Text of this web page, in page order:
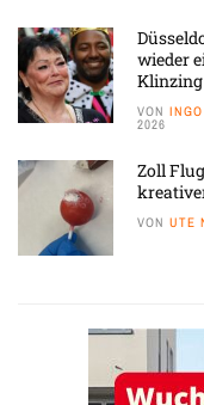
wieder
VON
2026
Zoll
VON UTE